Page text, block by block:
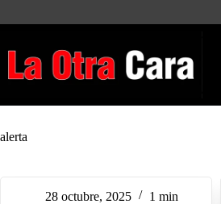
alerta
28 octubre, 2025 1 min